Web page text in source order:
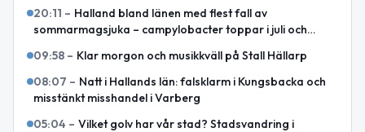
20:11 – Halland bland länen med flest fall av
sommarmagsjuka – campylobacter toppar i juli och
09:58 – Klar morgon och musikkväll på Stall Hällarp
08:07 – Natt i Hallands län: falsklarm i Kungsbacka och
misstänkt misshandel i Varberg
05:04 – Vilket golv har vår stad? Stadsvandring i